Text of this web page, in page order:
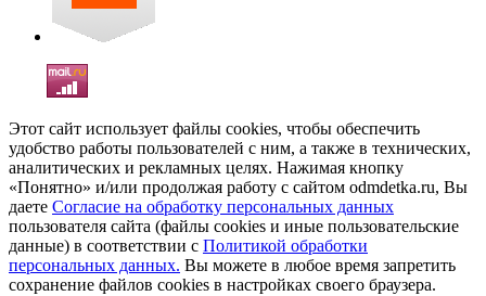
Этот сайт использует файлы cookies, чтобы обеспечить
удобство работы пользователей с ним, а также в технических,
аналитических и рекламных целях. Нажимая кнопку
«Понятно» и/или продолжая работу с сайтом odmdetka.ru, Вы
даете Согласие на обработку персональных данных
пользователя сайта (файлы cookies и иные пользовательские
данные) в соответствии с Политикой обработки
персональных данных. Вы можете в любое время запретить
сохранение файлов cookies в настройках своего браузера.